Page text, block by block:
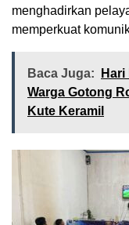
menghadirkan
memperkuat
Baca Juga:
Hari
Warga Gotong
Kute Keramil